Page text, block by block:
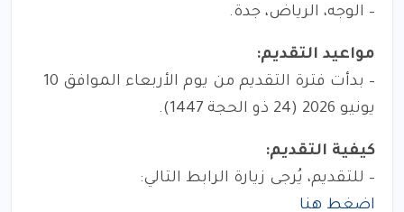
– الوجه، الرياض، جدة.
مواعيد التقديم:
– بدأت فترة التقديم من يوم الأربعاء الموافق 10
يونيو 2026 (24 ذو الحجة 1447).
كيفية التقديم:
– للتقديم، يُرجى زيارة الرابط التالي:
اضغط هنا